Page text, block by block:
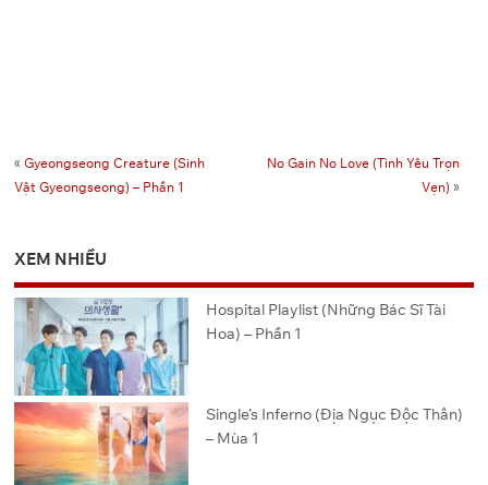
«Gyeongseong Creature (Sinh
Vật Gyeongseong) – Phần 1
No Gain No Love (Tình Yêu Trọn
Vẹn) »
XEM NHIỀU
Hospital Playlist (Những Bác Sĩ Tài
Hoa) – Phần 1
Single’s Inferno (Địa Ngục Độc Thân)
– Mùa 1